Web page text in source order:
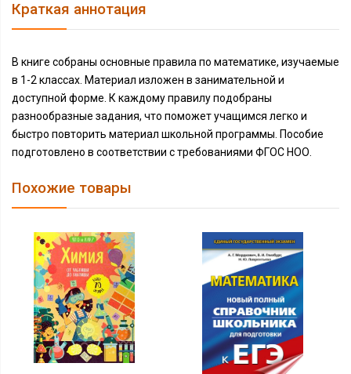
Краткая аннотация
В книге собраны основные правила по математике, изучаемые
в 1-2 классах. Материал изложен в занимательной и
доступной форме. К каждому правилу подобраны
разнообразные задания, что поможет учащимся легко и
быстро повторить материал школьной программы. Пособие
подготовлено в соответствии с требованиями ФГОС НОО.
Похожие товары